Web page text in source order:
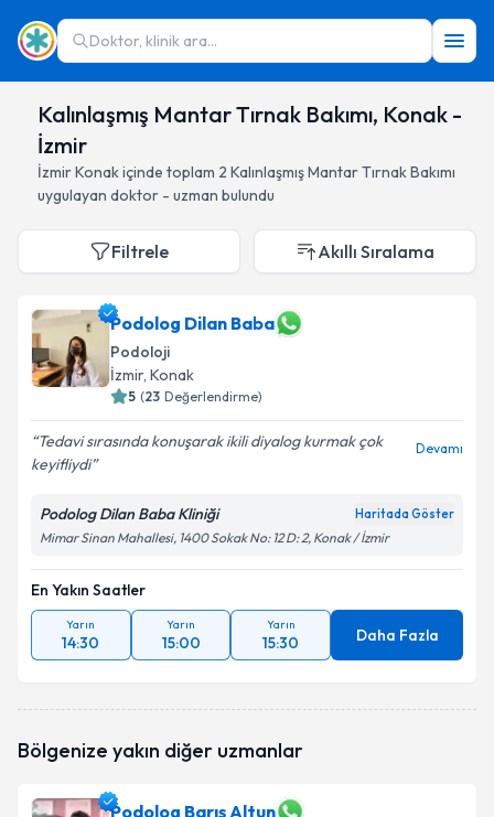
Doktor, klinik ara...
Kalınlaşmış Mantar Tırnak Bakımı, Konak -
İzmir
İzmirKonakiçinde toplam 2 Kalınlaşmış Mantar Tırnak Bakımı
uygulayan doktor - uzman bulundu
Filtrele Akıllı Sıralama
Podolog Dilan Baba
Podoloji
İzmir, Konak
5 (23 Değerlendirme)
Tedavi sırasında konuşarak ikili diyalog kurmak çok
keyifliydi
Devamı
Podolog Dilan Baba Kliniği Haritada Göster
Mimar Sinan Mahallesi, 1400 Sokak No: 12 D: 2, Konak / İzmir
En Yakın Saatler
Yarın
14:30
Yarın
15:00
Yarın
15:30 Daha Fazla
Bölgenize yakın diğer uzmanlar
Podolog Barış Altun